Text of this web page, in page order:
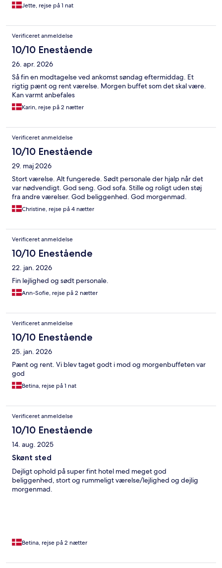
Jette, rejse på 1 nat
Verificeret anmeldelse
10/10 Enestående
26. apr. 2026
Så fin en modtagelse ved ankomst søndag eftermiddag. Et
rigtig pænt og rent værelse. Morgen buffet som det skal være.
Kan varmt anbefales
Karin, rejse på 2 nætter
Verificeret anmeldelse
10/10 Enestående
29. maj 2026
Stort værelse. Alt fungerede. Sødt personale der hjalp når det
var nødvendigt. God seng. God sofa. Stille og roligt uden støj
fra andre værelser. God beliggenhed. God morgenmad.
Christine, rejse på 4 nætter
Verificeret anmeldelse
10/10 Enestående
22. jan. 2026
Fin lejlighed og sødt personale.
Ann-Sofie, rejse på 2 nætter
Verificeret anmeldelse
10/10 Enestående
25. jan. 2026
Pænt og rent. Vi blev taget godt i mod og morgenbuffeten var
god
Betina, rejse på 1 nat
Verificeret anmeldelse
10/10 Enestående
14. aug. 2025
Skønt sted
Dejligt ophold på super fint hotel med meget god
beliggenhed, stort og rummeligt værelse/lejlighed og dejlig
morgenmad.
Betina, rejse på 2 nætter